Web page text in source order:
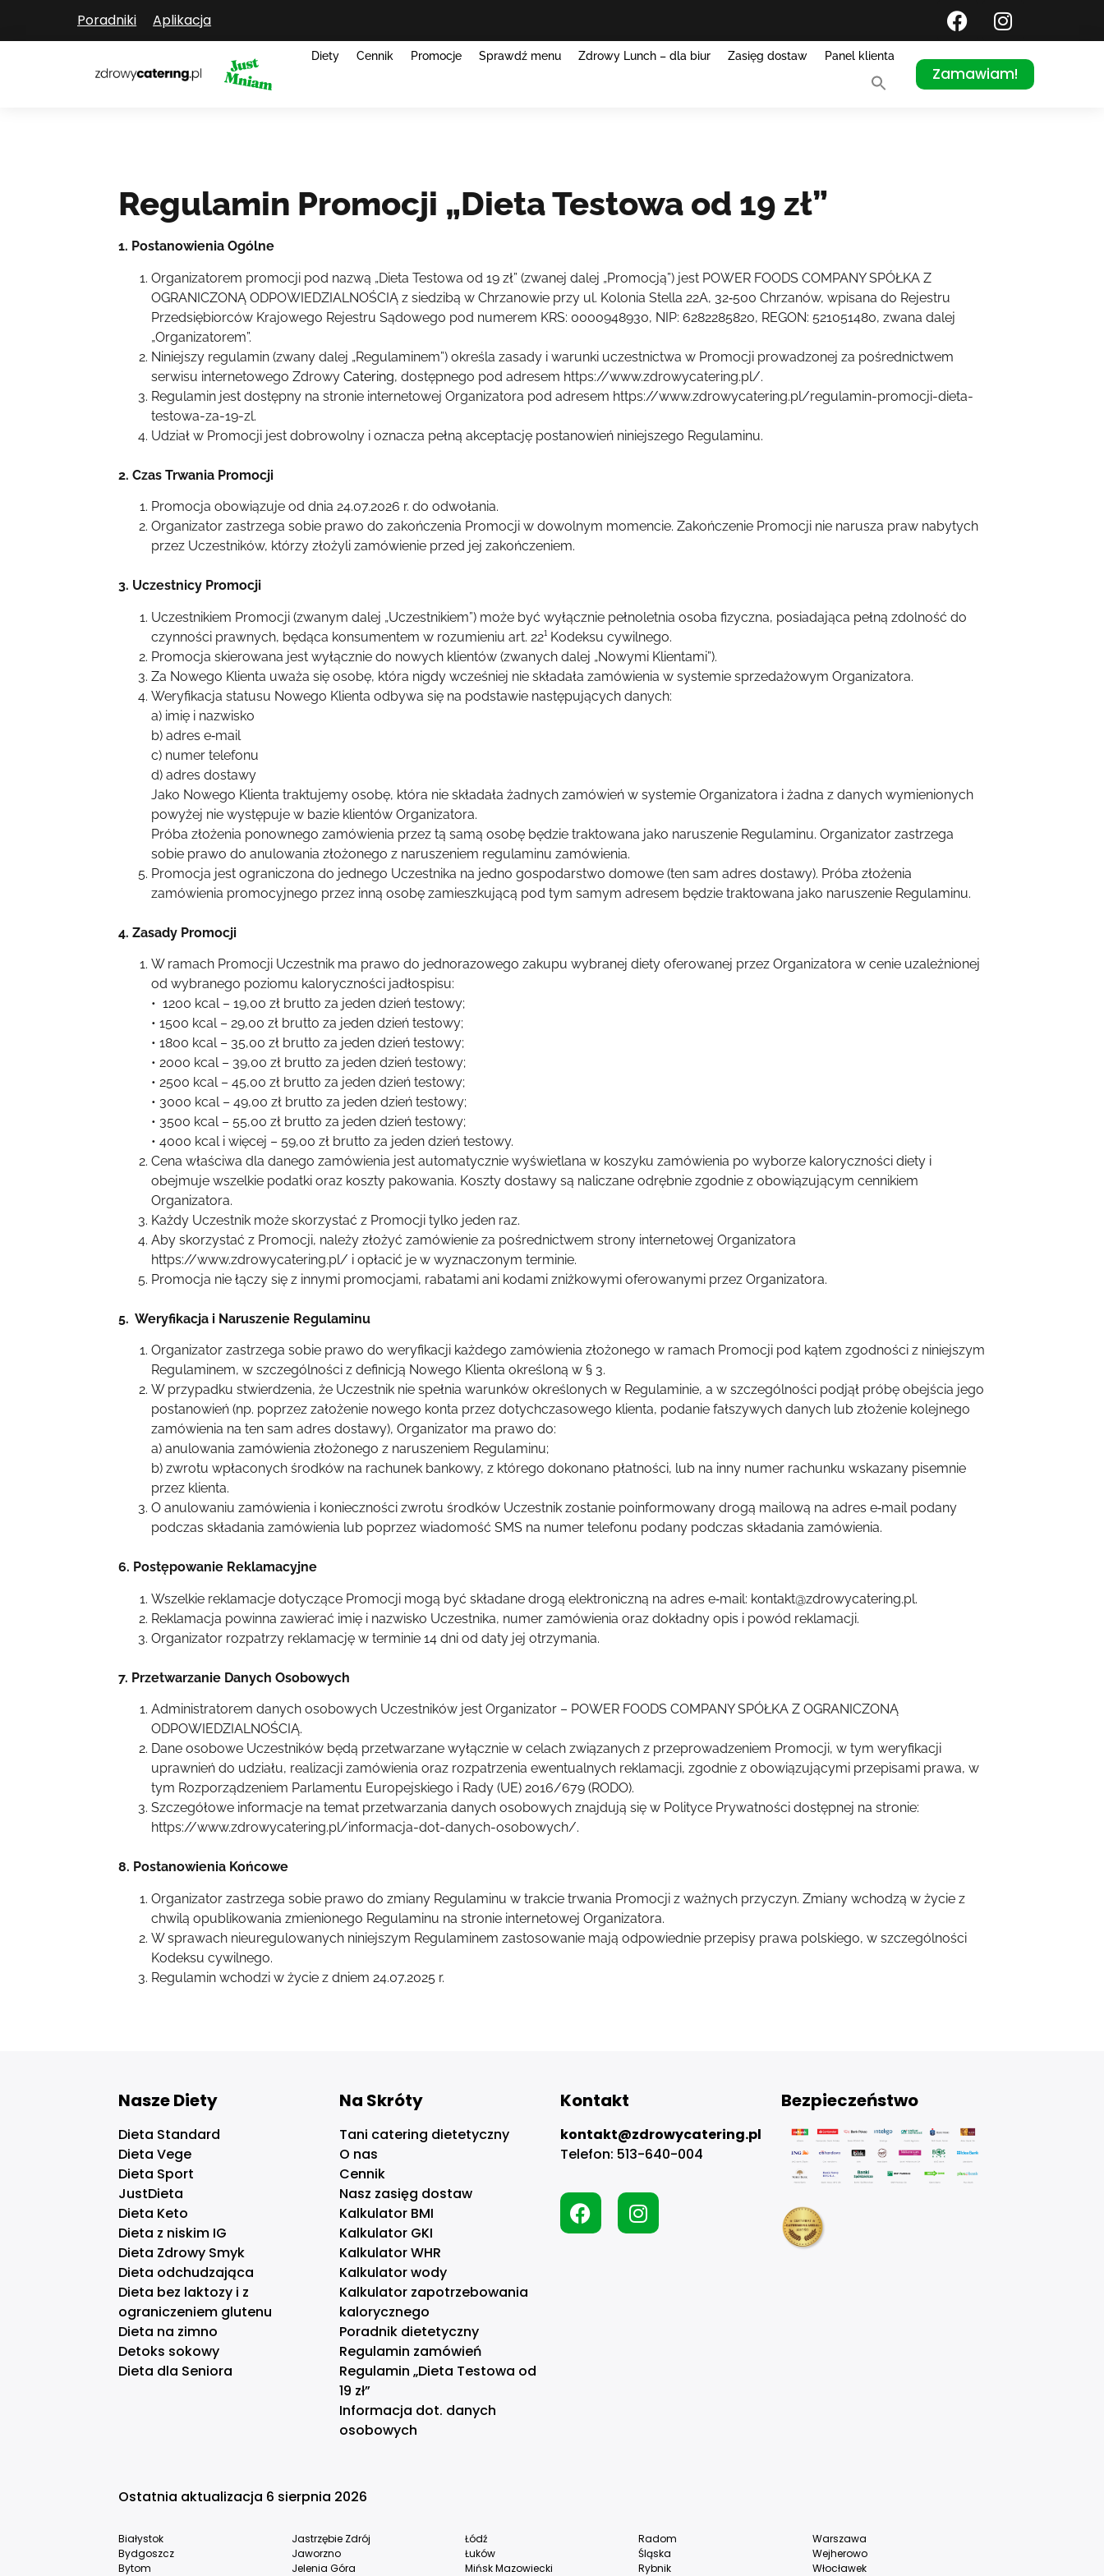
Poradniki Aplikacja
Diety Cennik Promocje Sprawdź menu Zdrowy Lunch – dla biur Zasięg dostaw Panel klienta
Zamawiam!
Regulamin Promocji „Dieta Testowa od 19 zł”
1. Postanowienia Ogólne
Organizatorem promocji pod nazwą „Dieta Testowa od 19 zł” (zwanej dalej „Promocją”) jest POWER FOODS COMPANY SPÓŁKA Z
OGRANICZONĄ ODPOWIEDZIALNOŚCIĄ z siedzibą w Chrzanowie przy ul. Kolonia Stella 22A, 32‑500 Chrzanów, wpisana do Rejestru
Przedsiębiorców Krajowego Rejestru Sądowego pod numerem KRS: 0000948930, NIP: 6282285820, REGON: 521051480, zwana dalej
„Organizatorem”.
Niniejszy regulamin (zwany dalej „Regulaminem”) określa zasady i warunki uczestnictwa w Promocji prowadzonej za pośrednictwem
serwisu internetowego ZdrowyCatering, dostępnego pod adresem https://www.zdrowycatering.pl/.
Regulamin jest dostępny na stronie internetowej Organizatora pod adresem https://www.zdrowycatering.pl/regulamin-promocji-dieta-
testowa-za-19-zl.
Udział w Promocji jest dobrowolny i oznacza pełną akceptację postanowień niniejszego Regulaminu.
2. Czas Trwania Promocji
Promocja obowiązuje od dnia 24.07.2026 r. do odwołania.
Organizator zastrzega sobie prawo do zakończenia Promocji w dowolnym momencie. Zakończenie Promocji nie narusza praw nabytych
przez Uczestników, którzy złożyli zamówienie przed jej zakończeniem.
3. Uczestnicy Promocji
Uczestnikiem Promocji (zwanym dalej „Uczestnikiem”) może być wyłącznie pełnoletnia osoba fizyczna, posiadająca pełną zdolność do
czynności prawnych, będąca konsumentem w rozumieniu art. 22¹ Kodeksu cywilnego.
Promocja skierowana jest wyłącznie do nowych klientów (zwanych dalej „Nowymi Klientami”).
Za Nowego Klienta uważa się osobę, która nigdy wcześniej nie składała zamówienia w systemie sprzedażowym Organizatora.
Weryfikacja statusu Nowego Klienta odbywa się na podstawie następujących danych:
a) imię i nazwisko
b)adres e‑mail
c) numer telefonu
d) adres dostawy
Jako Nowego Klienta traktujemy osobę, która nie składała żadnych zamówień w systemie Organizatora i żadna z danych wymienionych
powyżej nie występuje w bazie klientów Organizatora.
Próba złożenia ponownego zamówienia przez tą samą osobę będzie traktowana jako naruszenie Regulaminu. Organizator zastrzega
sobie prawo do anulowania złożonego z naruszeniem regulaminu zamówienia.
Promocja jest ograniczona do jednego Uczestnika na jedno gospodarstwo domowe (ten sam adres dostawy). Próba złożenia
zamówienia promocyjnego przez inną osobę zamieszkującą pod tym samym adresem będzie traktowana jako naruszenie Regulaminu.
4. Zasady Promocji
W ramach Promocji Uczestnik ma prawo do jednorazowego zakupu wybranej diety oferowanej przez Organizatora w cenie uzależnionej
od wybranego poziomu kaloryczności jadłospisu:
• 1200 kcal – 19,00 zł brutto za jeden dzień testowy;
• 1500 kcal – 29,00 zł brutto za jeden dzień testowy;
• 1800 kcal – 35,00 zł brutto za jeden dzień testowy;
• 2000 kcal – 39,00 zł brutto za jeden dzień testowy;
• 2500 kcal – 45,00 zł brutto za jeden dzień testowy;
• 3000 kcal – 49,00 zł brutto za jeden dzień testowy;
• 3500 kcal – 55,00 zł brutto za jeden dzień testowy;
• 4000 kcal i więcej – 59,00 zł brutto za jeden dzień testowy.
Cena właściwa dla danego zamówienia jest automatycznie wyświetlana w koszyku zamówienia po wyborze kaloryczności diety i
obejmuje wszelkie podatki oraz koszty pakowania. Koszty dostawy są naliczane odrębnie zgodnie z obowiązującym cennikiem
Organizatora.
Każdy Uczestnik może skorzystać z Promocji tylko jeden raz.
Aby skorzystać z Promocji, należy złożyć zamówienie za pośrednictwem strony internetowej Organizatora
https://www.zdrowycatering.pl/ i opłacić je w wyznaczonym terminie.
Promocja nie łączy się z innymi promocjami, rabatami ani kodami zniżkowymi oferowanymi przez Organizatora.
5. Weryfikacja i Naruszenie Regulaminu
Organizator zastrzega sobie prawo do weryfikacji każdego zamówienia złożonego w ramach Promocji pod kątem zgodności z niniejszym
Regulaminem, w szczególności z definicją Nowego Klienta określoną w § 3.
W przypadku stwierdzenia, że Uczestnik nie spełnia warunków określonych w Regulaminie, a w szczególności podjął próbę obejścia jego
postanowień (np. poprzez założenie nowego konta przez dotychczasowego klienta, podanie fałszywych danych lub złożenie kolejnego
zamówienia na ten sam adres dostawy), Organizator ma prawo do:
a) anulowania zamówienia złożonego z naruszeniem Regulaminu;
b) zwrotu wpłaconych środków na rachunek bankowy, z którego dokonano płatności, lub na inny numer rachunku wskazany pisemnie
przez klienta.
O anulowaniu zamówienia i konieczności zwrotu środków Uczestnik zostanie poinformowany drogą mailową na adres e‑mail podany
podczas składania zamówienia lub poprzez wiadomość SMS na numer telefonu podany podczas składania zamówienia.
6. Postępowanie Reklamacyjne
Wszelkie reklamacje dotyczące Promocji mogą być składane drogą elektroniczną na adres e‑mail: kontakt@zdrowycatering.pl.
Reklamacja powinna zawierać imię i nazwisko Uczestnika, numer zamówienia oraz dokładny opis i powód reklamacji.
Organizator rozpatrzy reklamację w terminie 14 dni od daty jej otrzymania.
7. Przetwarzanie Danych Osobowych
Administratorem danych osobowych Uczestników jest Organizator – POWER FOODS COMPANY SPÓŁKA Z OGRANICZONĄ
ODPOWIEDZIALNOŚCIĄ.
Dane osobowe Uczestników będą przetwarzane wyłącznie w celach związanych z przeprowadzeniem Promocji, w tym weryfikacji
uprawnień do udziału, realizacji zamówienia oraz rozpatrzenia ewentualnych reklamacji, zgodnie z obowiązującymi przepisami prawa, w
tym Rozporządzeniem Parlamentu Europejskiego i Rady (UE) 2016/679 (RODO).
Szczegółowe informacje na temat przetwarzania danych osobowych znajdują się w Polityce Prywatności dostępnej na stronie:
https://www.zdrowycatering.pl/informacja-dot-danych-osobowych/.
8. Postanowienia Końcowe
Organizator zastrzega sobie prawo do zmiany Regulaminu w trakcie trwania Promocji z ważnych przyczyn. Zmiany wchodzą w życie z
chwilą opublikowania zmienionego Regulaminu na stronie internetowej Organizatora.
W sprawach nieuregulowanych niniejszym Regulaminem zastosowanie mają odpowiednie przepisy prawa polskiego, w szczególności
Kodeksu cywilnego.
Regulamin wchodzi w życie z dniem 24.07.2025 r.
Nasze Diety
Dieta Standard
Dieta Vege
Dieta Sport
JustDieta
Dieta Keto
Dieta z niskim IG
Dieta Zdrowy Smyk
Dieta odchudzająca
Dieta bez laktozy i z
ograniczeniem glutenu
Dieta na zimno
Detoks sokowy
Dieta dla Seniora
Na Skróty
Tani catering dietetyczny
O nas
Cennik
Nasz zasięg dostaw
Kalkulator BMI
Kalkulator GKI
Kalkulator WHR
Kalkulator wody
Kalkulator zapotrzebowania
kalorycznego
Poradnik dietetyczny
Regulamin zamówień
Regulamin „Dieta Testowa od
19 zł”
Informacja dot. danych
osobowych
Kontakt
kontakt@zdrowycatering.pl
Telefon: 513-640-004
Bezpieczeństwo
Ostatnia aktualizacja 6 sierpnia 2026
Białystok
Bydgoszcz
Bytom
Jastrzębie Zdrój
Jaworzno
Jelenia Góra
Łódź
Łuków
Mińsk Mazowiecki
Radom
Śląska
Rybnik
Warszawa
Wejherowo
Włocławek